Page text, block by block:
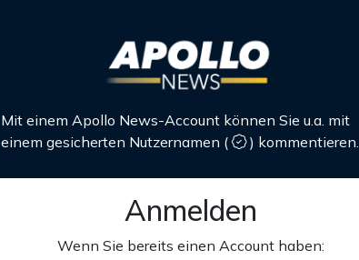
Mit einem Apollo News-Account können Sie u.a. mit
einem gesicherten Nutzernamen ( ) kommentieren.
Anmelden
Wenn Sie bereits einen Account haben: